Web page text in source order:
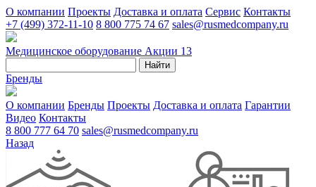
О компании Проекты Доставка и оплата Сервис Контакты
+7 (499) 372-11-10 8 800 775 74 67 sales@rusmedcompany.ru
Медицинское оборудование Акции 13
Найти
Бренды
О компании Бренды Проекты Доставка и оплата Гарантии
Видео Контакты
8 800 777 64 70 sales@rusmedcompany.ru
Назад